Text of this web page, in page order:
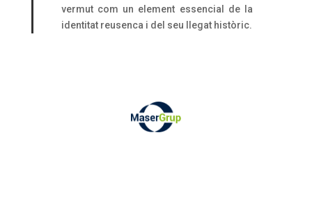
vermut com un element essencial de la
identitat reusenca i del seu llegat històric.